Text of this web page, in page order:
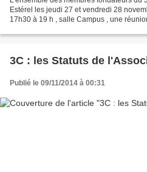
Estérel les jeudi 27 et vendredi 28
17h30 à 19 h , salle Campus , une
3C : les Statuts de
Publié le 09/11/2014 à 00:31